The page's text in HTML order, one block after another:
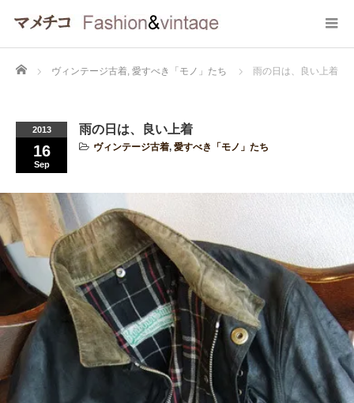
Home ヴィンテージ古着, 愛すべき「モノ」たち 雨の日は、良い上着
2013
16
Sep
雨の日は、良い上着
ヴィンテージ古着, 愛すべき「モノ」たち